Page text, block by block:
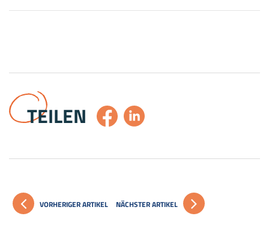
TEILEN
VORHERIGER ARTIKEL NÄCHSTER ARTIKEL